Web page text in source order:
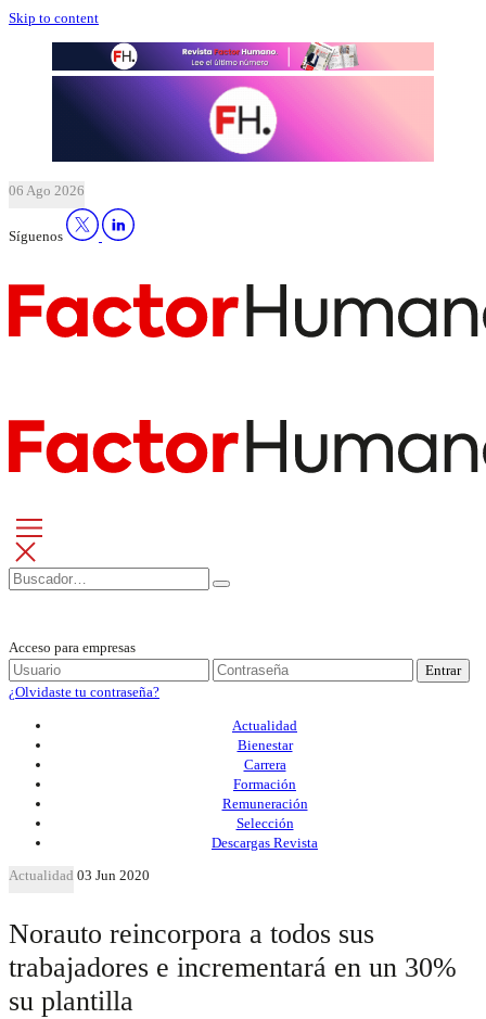
Skip to content
06 Ago 2026
Síguenos
Acceso para empresas
Entrar
¿Olvidaste tu contraseña?
Actualidad
Bienestar
Carrera
Formación
Remuneración
Selección
Descargas Revista
Actualidad 03 Jun 2020
Norauto reincorpora a todos sus
trabajadores e incrementará en un 30%
su plantilla